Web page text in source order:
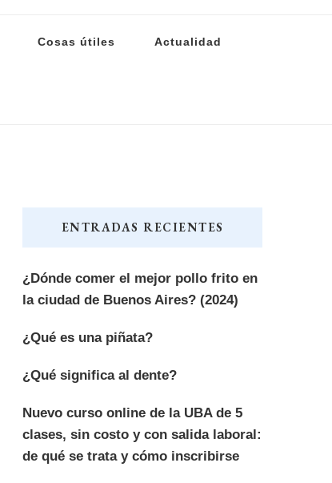
Cosas útiles Actualidad
ENTRADAS RECIENTES
¿Dónde comer el mejor pollo frito en
la ciudad de Buenos Aires? (2024)
¿Qué es una piñata?
¿Qué significa al dente?
Nuevo curso online de la UBA de 5
clases, sin costo y con salida laboral:
de qué se trata y cómo inscribirse